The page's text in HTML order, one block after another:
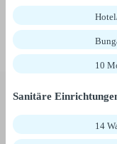
10
Sanitäre
14